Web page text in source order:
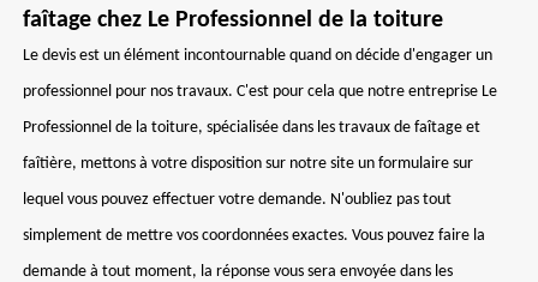
faîtage chez Le Professionnel de la toiture
Le devis est un élément incontournable quand on décide d'engager un
professionnel pour nos travaux. C'est pour cela que notre entreprise Le
Professionnel de la toiture, spécialisée dans les travaux de faîtage et
faîtière, mettons à votre disposition sur notre site un formulaire sur
lequel vous pouvez effectuer votre demande. N'oubliez pas tout
simplement de mettre vos coordonnées exactes. Vous pouvez faire la
demande à tout moment, la réponse vous sera envoyée dans les